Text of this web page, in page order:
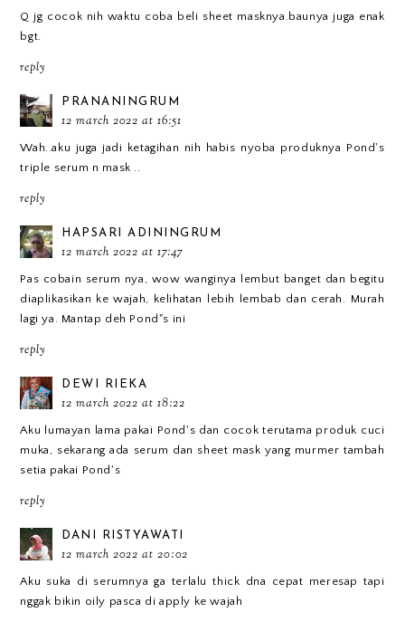
Q jg cocok nih waktu coba beli sheet masknya.baunya juga enak
bgt.
reply
PRANANINGRUM
12 march 2022 at 16:51
Wah..aku juga jadi ketagihan nih habis nyoba produknya Pond's
triple serum n mask ..
reply
HAPSARI ADININGRUM
12 march 2022 at 17:47
Pas cobain serum nya, wow wanginya lembut banget dan begitu
diaplikasikan ke wajah, kelihatan lebih lembab dan cerah. Murah
lagi ya. Mantap deh Pond"s ini
reply
DEWI RIEKA
12 march 2022 at 18:22
Aku lumayan lama pakai Pond's dan cocok terutama produk cuci
muka, sekarang ada serum dan sheet mask yang murmer tambah
setia pakai Pond's
reply
DANI RISTYAWATI
12 march 2022 at 20:02
Aku suka di serumnya ga terlalu thick dna cepat meresap tapi
nggak bikin oily pasca di apply ke wajah